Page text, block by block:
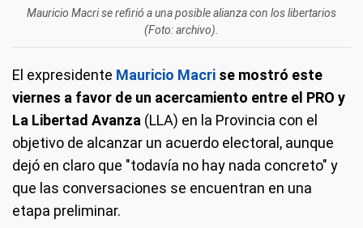
Mauricio Macri se refirió a una posible alianza con los libertarios
(Foto: archivo).
El expresidente Mauricio Macri se mostró este
viernes a favor de un acercamiento entre el PRO y
La Libertad Avanza (LLA) en la Provincia con el
objetivo de alcanzar un acuerdo electoral, aunque
dejó en claro que "todavía no hay nada concreto" y
que las conversaciones se encuentran en una
etapa preliminar.